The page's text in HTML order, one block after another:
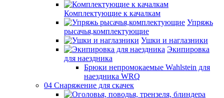
Комплектующие к качалкам
Упряжь
рысачья,комплектующие
Ушки и наглазники
Экипировка
для наездника
Брюки непромокаемые Wahlstein для
наездника WRQ
04 Снаряжение для скачек